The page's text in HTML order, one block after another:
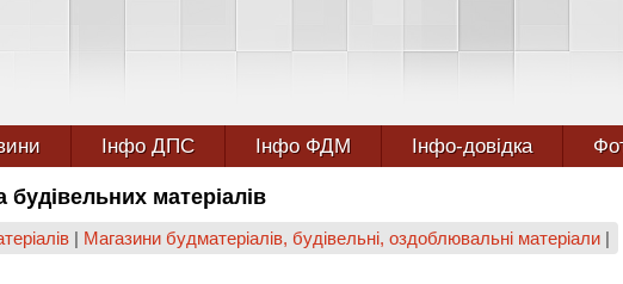
Інфо ДПС Інфо ФДМ Інфо-довідка
матеріалів
| Магазини будматеріалів, будівельні, оздоблювальні матеріали |